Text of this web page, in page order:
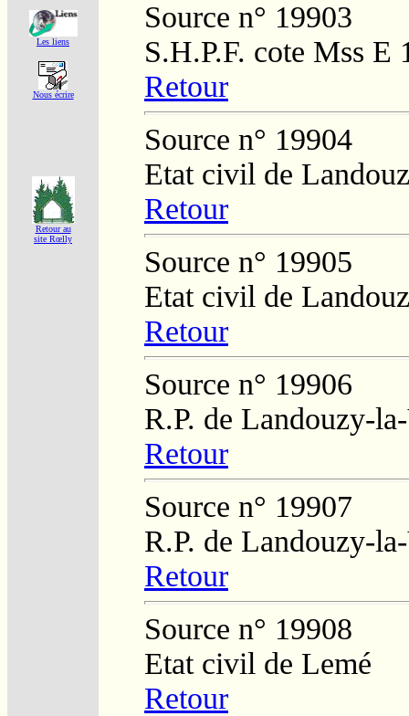
Les liens
Nous écrire
Retour au
site Rœlly
Source n° 19903
S.H.P.F. cote Mss E
Retour
Source n° 19904
Etat civil de
Retour
Source n° 19905
Etat civil de
Retour
Source n° 19906
R.P. de Landouzy-
Retour
Source n° 19907
R.P. de Landouzy-
Retour
Source n° 19908
Etat civil de Lemé
Retour